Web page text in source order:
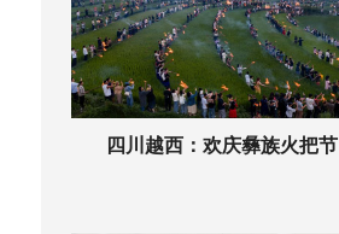
四川越西：欢庆彝族火把节